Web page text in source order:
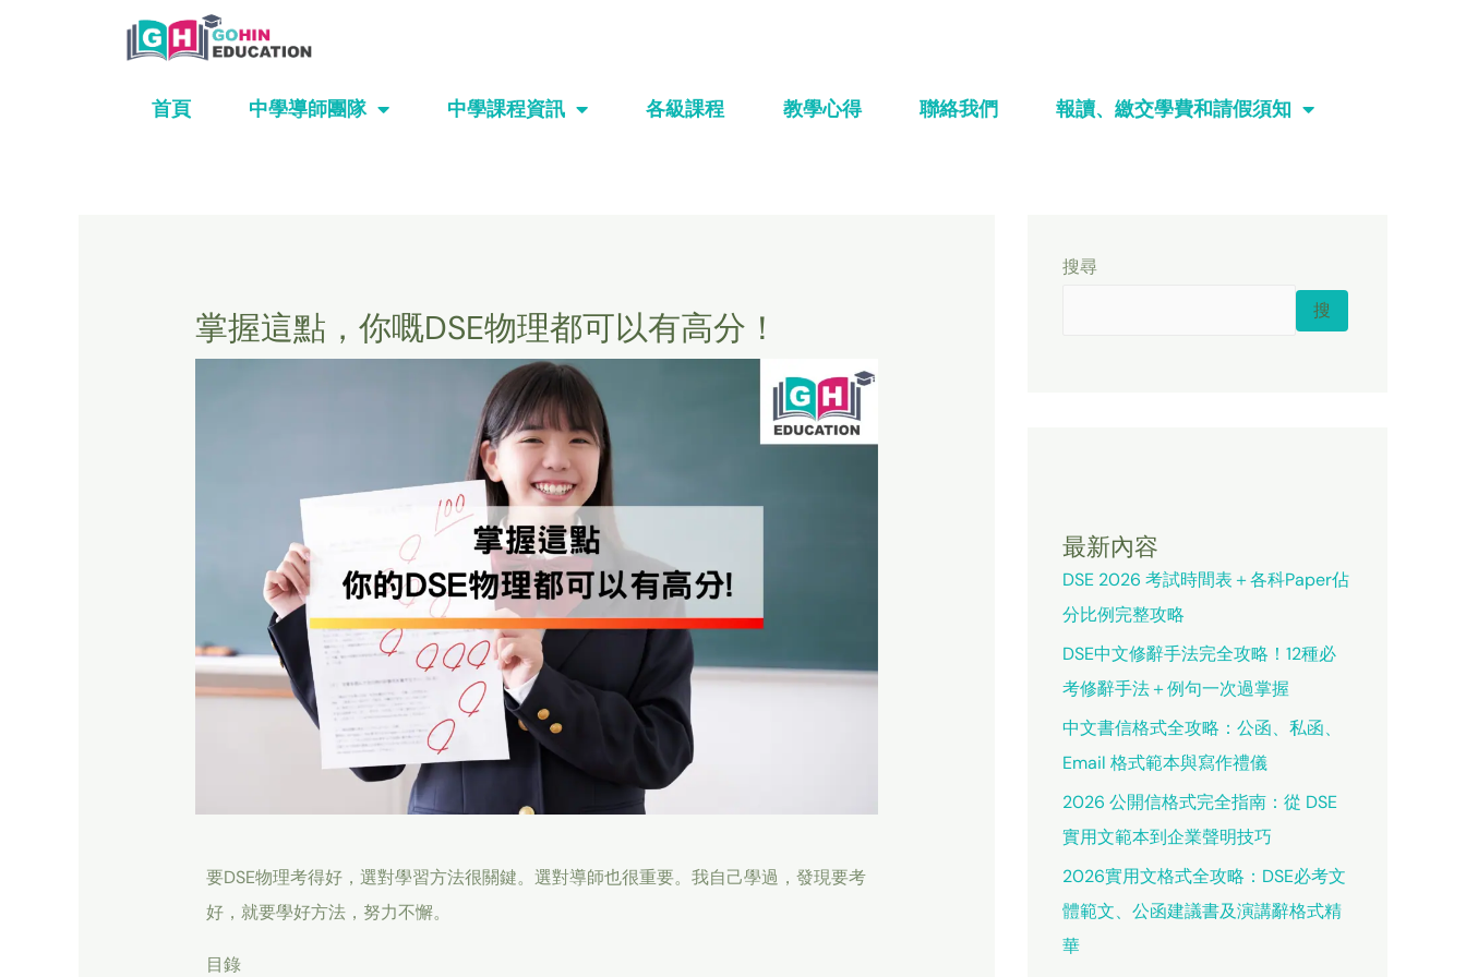
首頁 中學導師團隊 中學課程資訊 各級課程 教學心得 聯絡我們 報讀、繳交學費和請假須知
掌握這點，你嘅DSE物理都可以有高分！
要DSE物理考得好，選對學習方法很關鍵。選對導師也很重要。我自己學過，發現要考
好，就要學好方法，努力不懈。
目錄
搜尋
搜
最新內容
DSE 2026 考試時間表＋各科Paper佔
分比例完整攻略
DSE中文修辭手法完全攻略！12種必
考修辭手法＋例句一次過掌握
中文書信格式全攻略：公函、私函、
Email 格式範本與寫作禮儀
2026 公開信格式完全指南：從 DSE
實用文範本到企業聲明技巧
2026實用文格式全攻略：DSE必考文
體範文、公函建議書及演講辭格式精
華